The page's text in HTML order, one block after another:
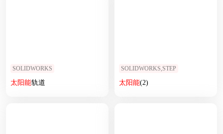
SOLIDWORKS
太阳能轨道
SOLIDWORKS,STEP
太阳能(2)